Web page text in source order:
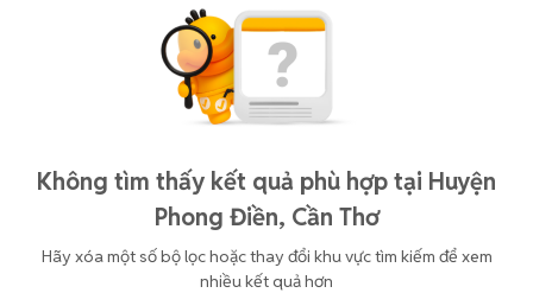
Không tìm thấy kết quả phù hợp tại Huyện
Phong Điền, Cần Thơ
Hãy xóa một số bộ lọc hoặc thay đổi khu vực tìm kiếm để xem
nhiều kết quả hơn